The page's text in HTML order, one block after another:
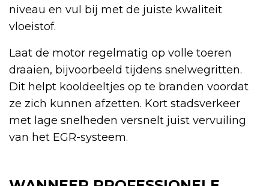
niveau en vul bij met de juiste kwaliteit
vloeistof.
Laat de motor regelmatig op volle toeren
draaien, bijvoorbeeld tijdens snelwegritten.
Dit helpt kooldeeltjes op te branden voordat
ze zich kunnen afzetten. Kort stadsverkeer
met lage snelheden versnelt juist vervuiling
van het EGR-systeem.